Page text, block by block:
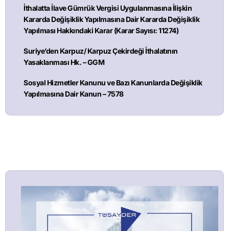
İthalatta İlave Gümrük Vergisi Uygulanmasına İlişkin
Kararda Değişiklik Yapılmasına Dair Kararda Değişiklik
Yapılması Hakkındaki Karar (Karar Sayısı: 11274)
Suriye’den Karpuz/ Karpuz Çekirdeği İthalatının
Yasaklanması Hk. – GGM
Sosyal Hizmetler Kanunu ve Bazı Kanunlarda Değişiklik
Yapılmasına Dair Kanun – 7578